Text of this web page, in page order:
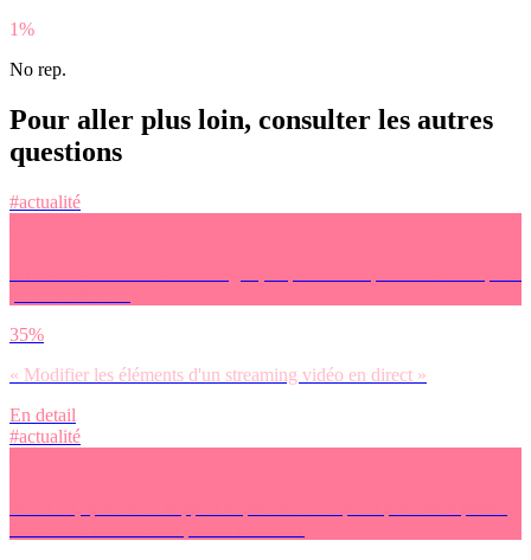
1%
No rep.
Pour aller plus loin, consulter les autres
questions
#actualité
35%
« Modifier les éléments d'un streaming vidéo en direct »
En detail
#actualité